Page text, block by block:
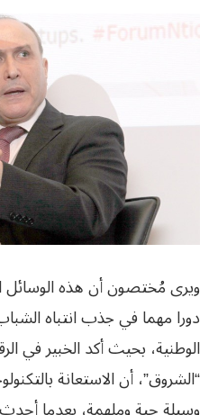
ويرى مُختصون أن هذه الوسائل
دورا مهما في جذب انتباه
الوطنية، بحيث أكد الخبير في
“الشروق”، أن الاستعانة